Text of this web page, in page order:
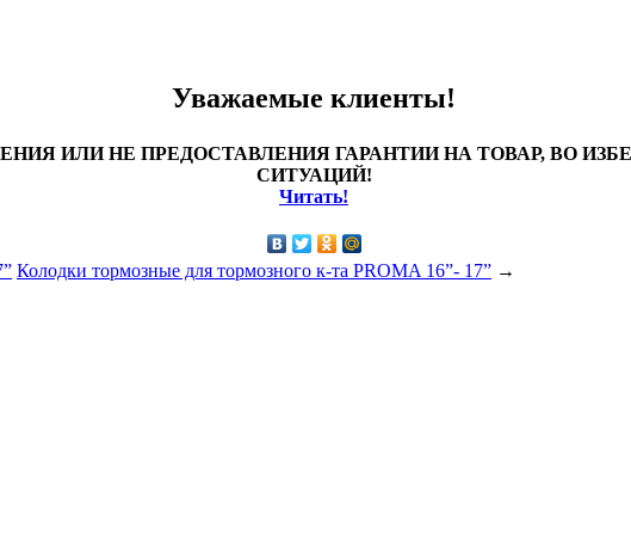
Уважаемые клиенты!
ИЛИ НЕ ПРЕДОСТАВЛЕНИЯ ГАРАНТИИ НА ТОВАР, ВО
СИТУАЦИЙ!
Читать!
Колодки тормозные для тормозного к-та PROMA 16”- 17” →